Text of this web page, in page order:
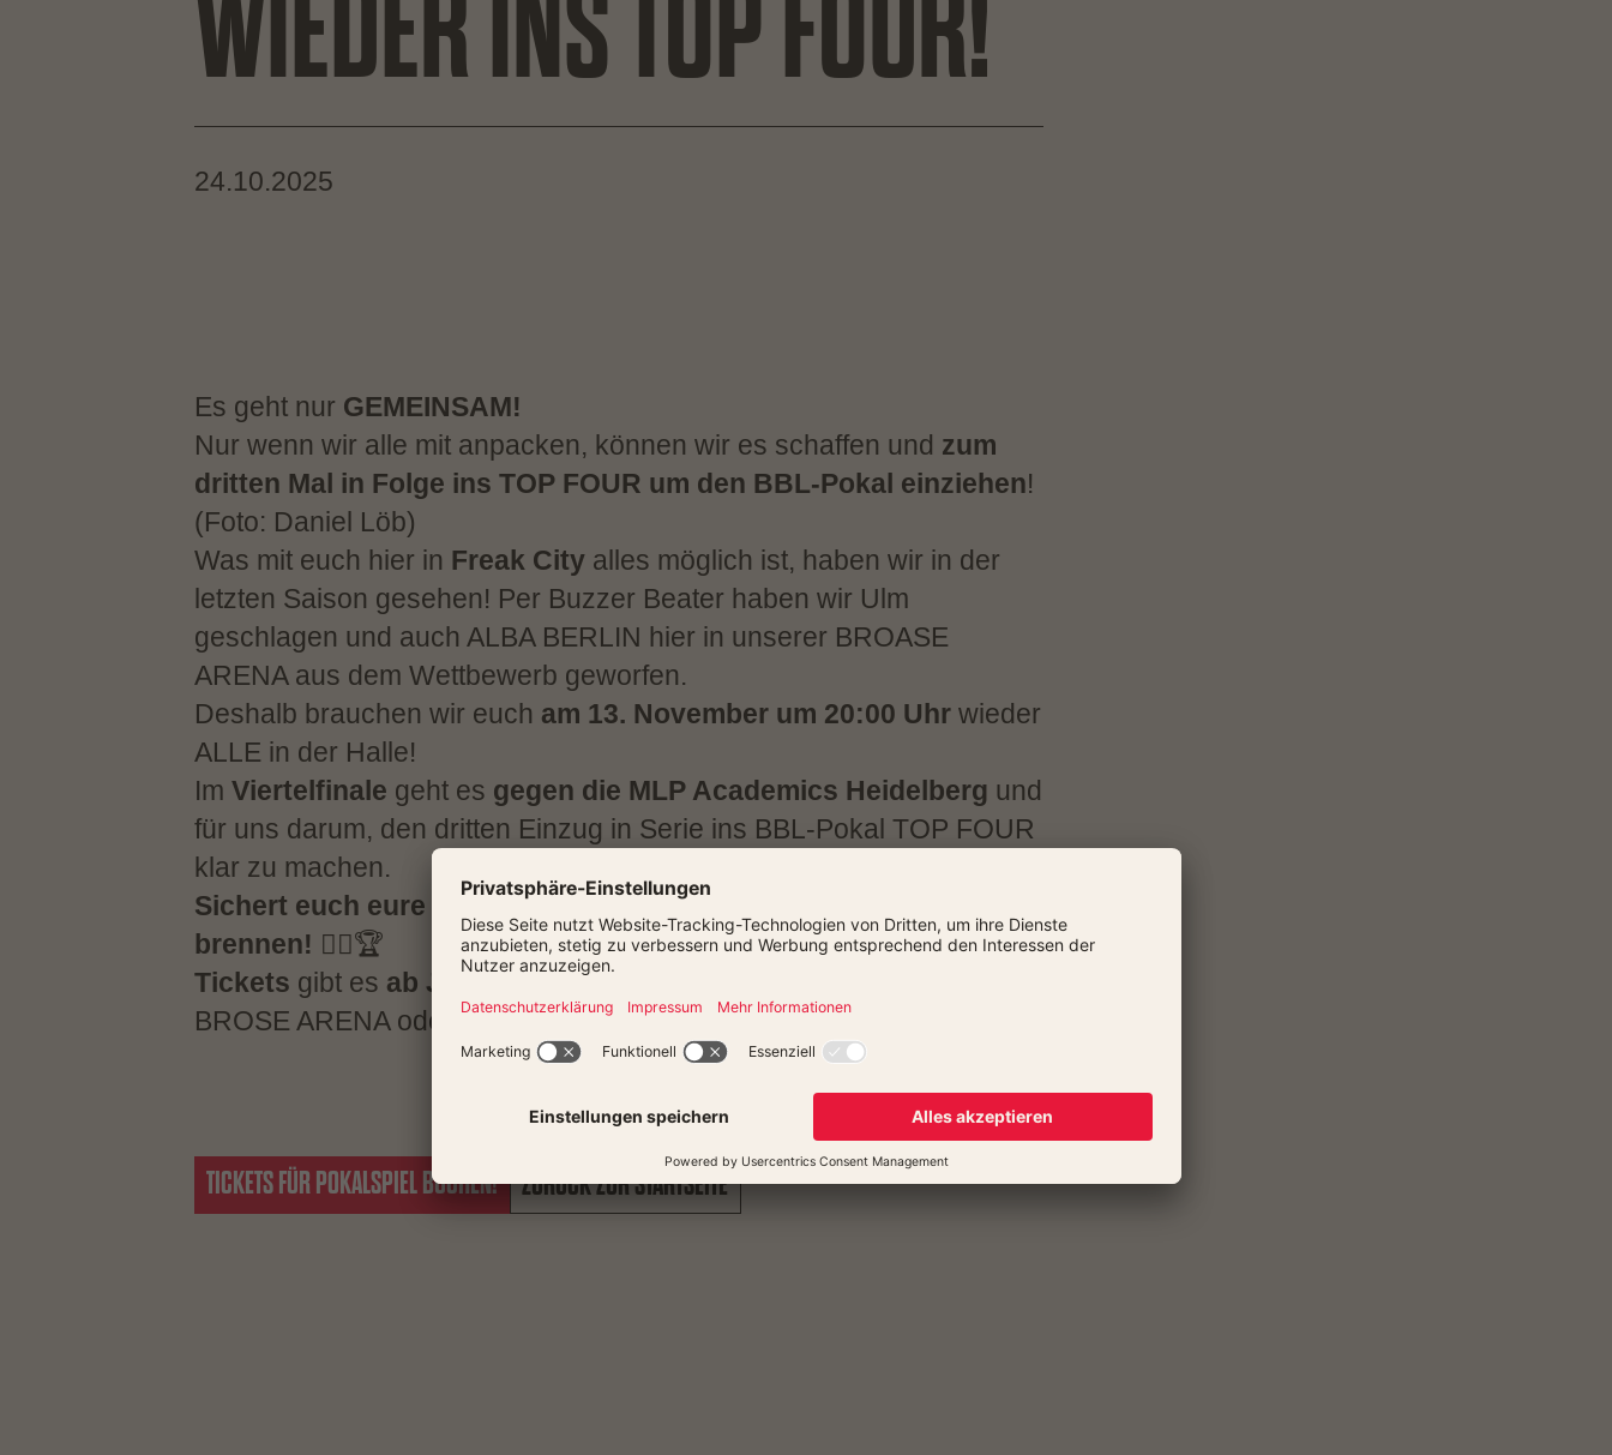
WIEDER INS TOP FOUR!
24.10.2025
Es geht nur GEMEINSAM!
Nur wenn wir alle mit anpacken, können wir es schaffen und zum
dritten Mal in Folge ins TOP FOUR um den BBL-Pokal einziehen!
(Foto: Daniel Löb)
Was mit euch hier in Freak City alles möglich ist, haben wir in der
letzten Saison gesehen! Per Buzzer Beater haben wir Ulm
geschlagen und auch ALBA BERLIN hier in unserer BROASE
ARENA aus dem Wettbewerb geworfen.
Deshalb brauchen wir euch am 13. November um 20:00 Uhr wieder
ALLE in der Halle!
ImViertelfinale geht es gegen die MLP Academics Heidelberg und
für uns darum, den dritten Einzug in Serie ins BBL-Pokal TOP FOUR
klar zu machen.
Sichert euch eure Tickets, seid live dabei und lasst die Halle
brennen! ❤️‍🔥🏆
Tickets gibt es ab JETZTdirektim Freak City Store
BROSE ARENA oder online in unseremOnline-Ticket-Shop
TICKETS FÜR POKALSPIEL BUCHEN! ZURÜCK ZUR STARTSEITE